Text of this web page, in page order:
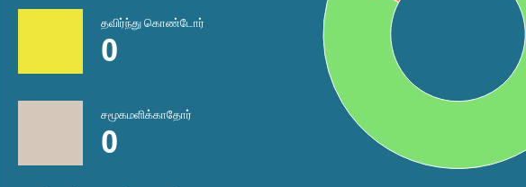
தவிர்ந்து கொண்டோர்
0
சமூகமளிக்காதோர்
0